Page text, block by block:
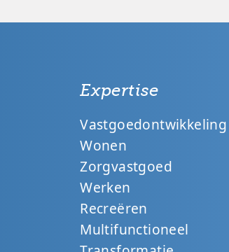
Expertise
Vastgoedontwikkeling
Wonen
Zorgvastgoed
Werken
Recreëren
Multifunctioneel